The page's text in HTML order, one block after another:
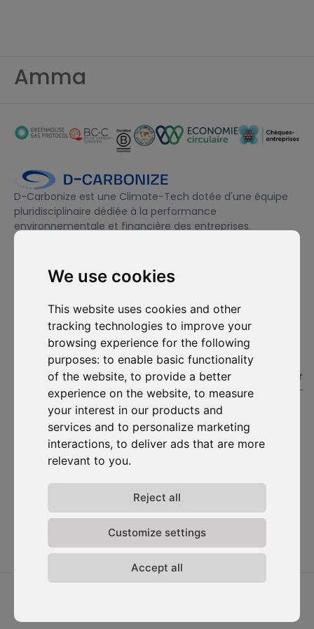
We use cookies
This website uses cookies and other
tracking technologies to improve your
browsing experience for the following
purposes: to enable basic functionality
of the website, to provide a better
experience on the website, to measure
your interest in our products and
services and to personalize marketing
interactions, to deliver ads that are more
relevant to you.
Reject all
Customize settings
Accept all
Amma
D-Carbonize est une Climate-Tech dotée d'une équipe
pluridisciplinaire dédiée à la performance
environnementale et financière des entreprises.
Je souhaite m'abonner à la newsletter et accepte d'être
S'abonner
Solutions
#1. Carbon Cockpit
Académie
D-
Carbonize
À propos
Rencontrez
l'équipe
Rejoignez-
nous
jour
confidentialité
Termes &
Ressources
Etudes de cas
Blog
Webinaires
Média
Nous
contacter
Contactez-
Cockpit